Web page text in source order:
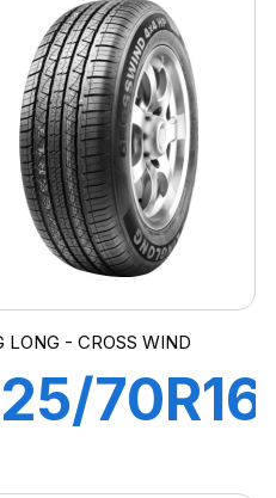
LONG - CROSS WIND
70R16